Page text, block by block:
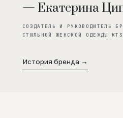
— Екатерина
СОЗДАТЕЛЬ И РУКОВОДИТЕЛЬ
СТИЛЬНОЙ ЖЕНСКОЙ ОДЕЖДЫ
История бренда →